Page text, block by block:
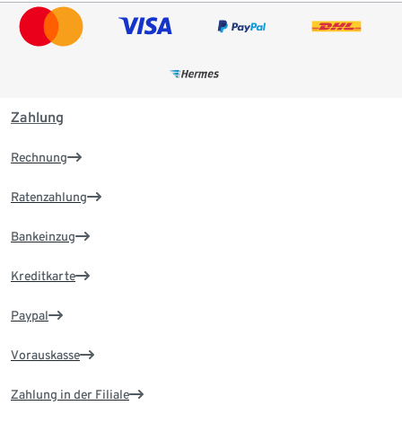
Zahlung
Rechnung
Ratenzahlung
Bankeinzug
Kreditkarte
Paypal
Vorauskasse
Zahlung in der Filiale